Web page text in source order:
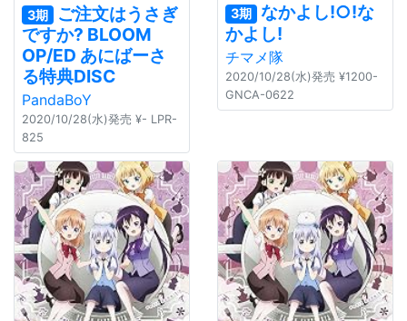
3期 ご注文はうさぎ
ですか? BLOOM
OP/ED あにばーさ
る特典DISC
PandaBoY
2020/10/28(水)発売 ¥- LPR-
825
3期 なかよし!○!な
かよし!
チマメ隊
2020/10/28(水)発売 ¥1200-
GNCA-0622